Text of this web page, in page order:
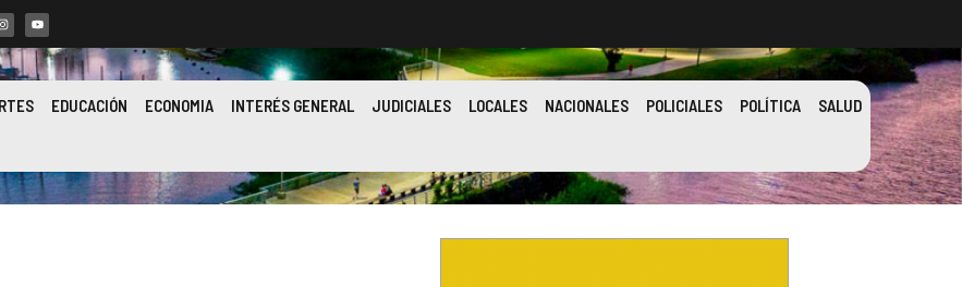
EDUCACIÓN ECONOMIA INTERÉS GENERAL JUDICIALES LOCALES NACIONALES POLICIALES POLÍTICA SALUD